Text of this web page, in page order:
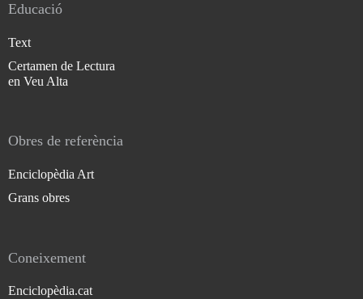
Educació
Text
Certamen de Lectura
en Veu Alta
Obres de referència
Enciclopèdia Art
Grans obres
Coneixement
Enciclopèdia.cat